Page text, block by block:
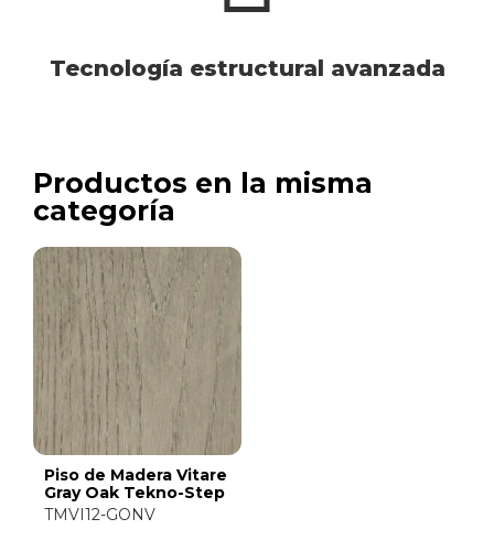
Tecnología estructural avanzada
Productos en la misma
categoría
Piso de Madera Vitare
Gray Oak Tekno-Step
TMVI12-GONV